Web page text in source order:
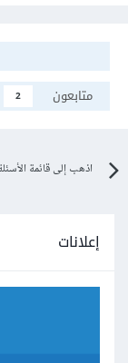
متابعون
2
اذهب إلى قائمة الأسئلة
إعلانات